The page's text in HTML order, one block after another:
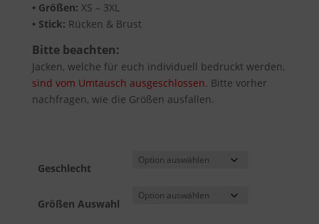
• Größen: XS – 3XL
• Stick: Rücken & Brust
Bitte beachten:
Jacken, welche für euch individuell bedruckt werden,
sind vom Umtausch ausgeschlossen. Bitte vorher
nachfragen, wie die Größen ausfallen.
Geschlecht
Größen Auswahl